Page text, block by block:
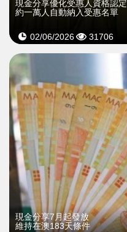
現金分享優化受惠人資格認定
約一萬人自動納入受惠名單
02/06/2026 31706
現金分享7月起發放
維持在澳183天條件